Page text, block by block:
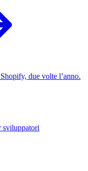
due volte l’anno.
sviluppatori